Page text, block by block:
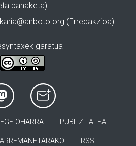
banaketa)
(Erredakzioa)
garatua
OHARRA PUBLIZITATEA
RSS